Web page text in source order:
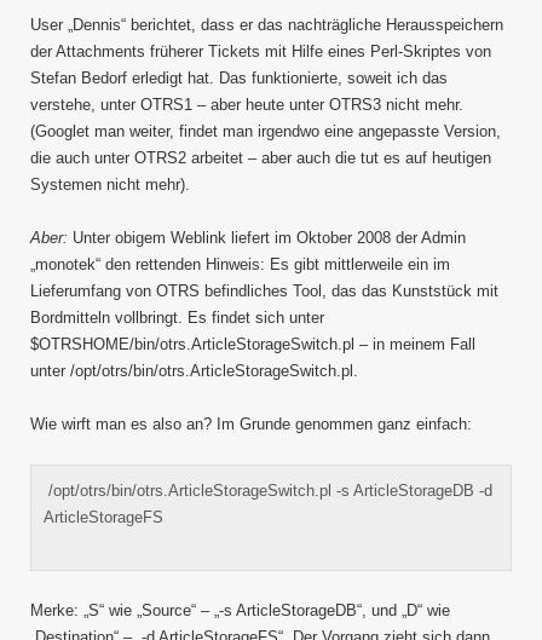
User „Dennis“ berichtet, dass er das nachträgliche Herausspeichern
der Attachments früherer Tickets mit Hilfe eines Perl-Skriptes von
Stefan Bedorf erledigt hat. Das funktionierte, soweit ich das
verstehe, unter OTRS1 – aber heute unter OTRS3 nicht mehr.
(Googlet man weiter, findet man irgendwo eine angepasste Version,
die auch unter OTRS2 arbeitet – aber auch die tut es auf heutigen
Systemen nicht mehr).
Aber: Unter obigem Weblink liefert im Oktober 2008 der Admin
„monotek“ den rettenden Hinweis: Es gibt mittlerweile ein im
Lieferumfang von OTRS befindliches Tool, das das Kunststück mit
Bordmitteln vollbringt. Es findet sich unter
$OTRSHOME/bin/otrs.ArticleStorageSwitch.pl – in meinem Fall
unter /opt/otrs/bin/otrs.ArticleStorageSwitch.pl.
Wie wirft man es also an? Im Grunde genommen ganz einfach:
/opt/otrs/bin/otrs.ArticleStorageSwitch.pl -s ArticleStorageDB -d
ArticleStorageFS
Merke: „S“ wie „Source“ – „-s ArticleStorageDB“, und „D“ wie